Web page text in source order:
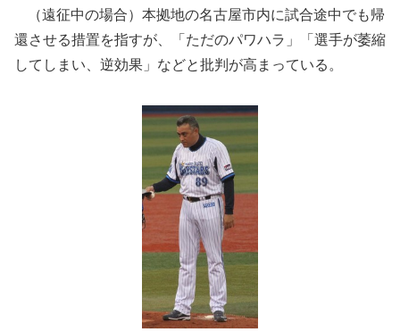
（遠征中の場合）本拠地の名古屋市内に試合途中でも帰
還させる措置を指すが、「ただのパワハラ」「選手が萎縮
してしまい、逆効果」などと批判が高まっている。